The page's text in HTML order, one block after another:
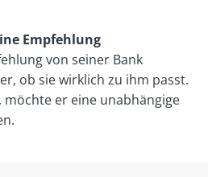
Empfehlung
von seiner Bank
ob sie wirklich zu ihm passt.
er eine unabhängige